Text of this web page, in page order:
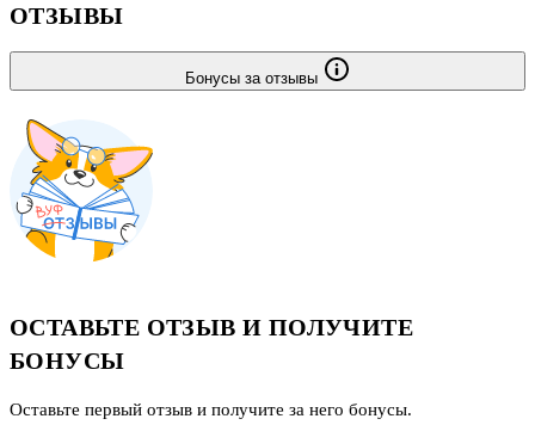
ОТЗЫВЫ
Бонусы за отзывы
ОСТАВЬТЕ ОТЗЫВ И ПОЛУЧИТЕ
БОНУСЫ
Оставьте первый отзыв и получите за него бонусы.